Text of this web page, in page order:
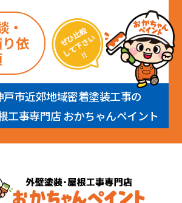
・
依
戸市近郊地域密着塗装工事の
工事専門店 おかちゃんペイント